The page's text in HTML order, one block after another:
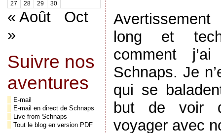
27
28 29 30
« Août
Oct
»
Suivre nos
aventures
E-mail
E-mail en direct de Schnaps
Live from Schnaps
Tout le blog en version PDF
long et
comment
Schnaps. Je
qui se
but de voir
voyager avec